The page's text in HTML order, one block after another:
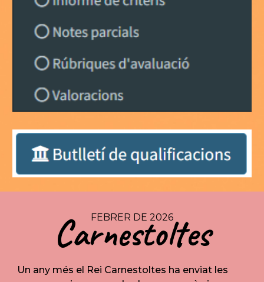
FEBRER DE 2026
Carnestoltes
Un any més el Rei Carnestoltes ha enviat les